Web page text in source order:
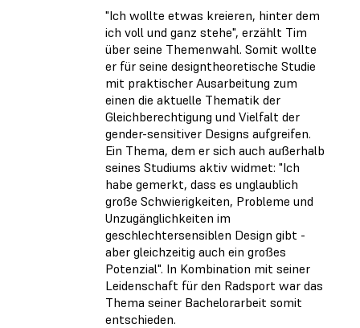
"Ich wollte etwas kreieren, hinter dem
ich voll und ganz stehe", erzählt Tim
über seine Themenwahl. Somit wollte
er für seine designtheoretische Studie
mit praktischer Ausarbeitung zum
einen die aktuelle Thematik der
Gleichberechtigung und Vielfalt der
gender-sensitiver Designs aufgreifen.
Ein Thema, dem er sich auch außerhalb
seines Studiums aktiv widmet: "Ich
habe gemerkt, dass es unglaublich
große Schwierigkeiten, Probleme und
Unzugänglichkeiten im
geschlechtersensiblen Design gibt -
aber gleichzeitig auch ein großes
Potenzial". In Kombination mit seiner
Leidenschaft für den Radsport war das
Thema seiner Bachelorarbeit somit
entschieden.